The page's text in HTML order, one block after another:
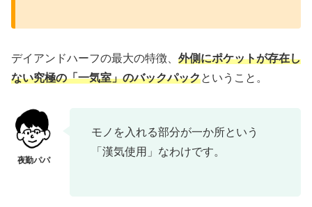
デイアンドハーフの最大の特徴、 外側にポケットが存在し
ない究極の「一気室」のバックパックということ。
モノを入れる部分が一か所という
「漢気使用」なわけです。